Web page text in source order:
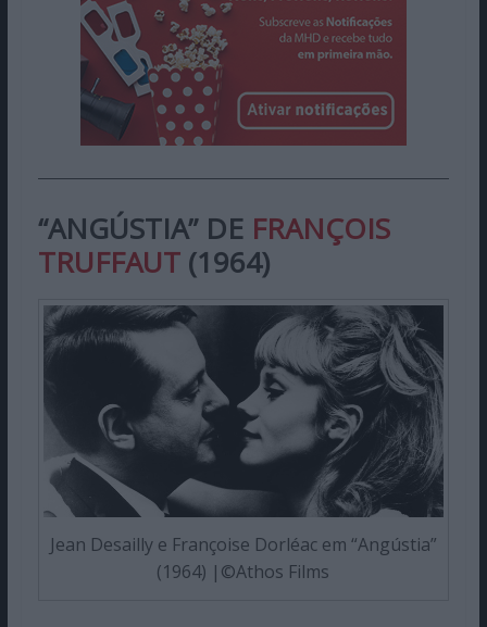
“ANGÚSTIA” DE FRANÇOIS
TRUFFAUT(1964)
Jean Desailly e Françoise Dorléac em “Angústia”
(1964) |©Athos Films